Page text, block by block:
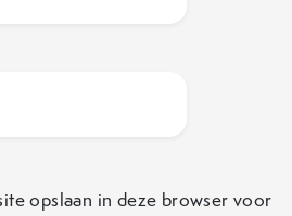
opslaan in deze browser voor